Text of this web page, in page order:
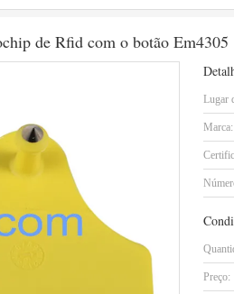
de Rfid com o botão Em4305
Lugar
Marca:
Preço: